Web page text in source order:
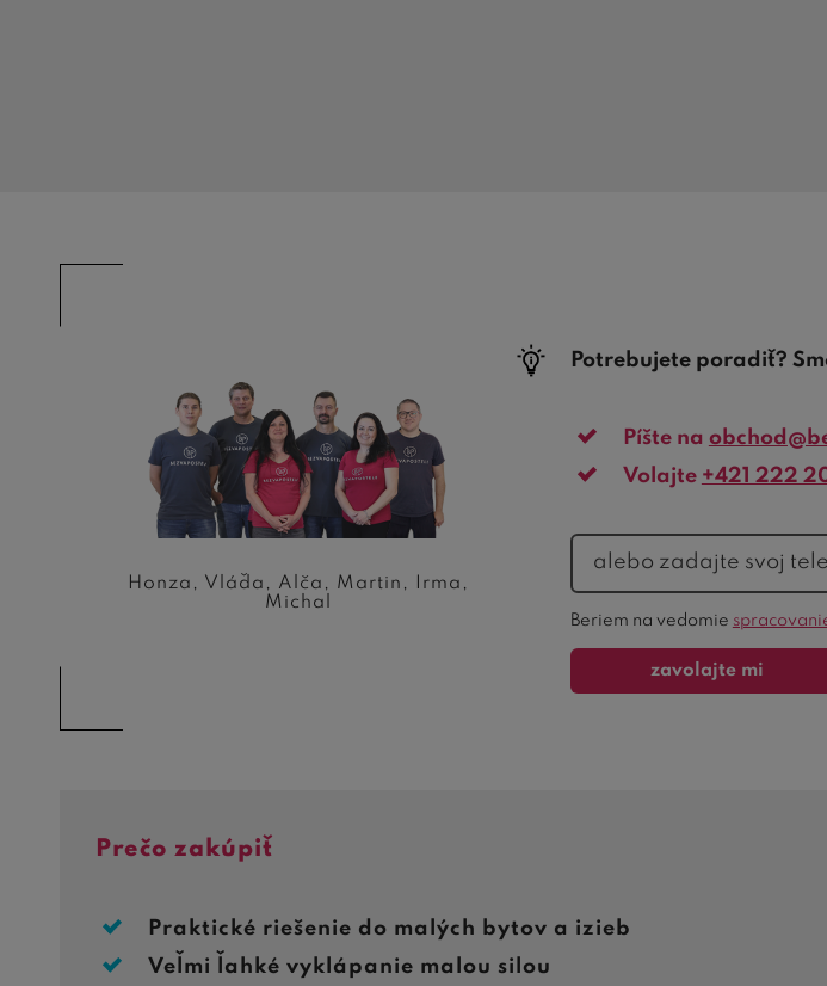
Honza, Vláďa, Alča, Martin, Irma,
Michal
Potrebujete poradiť?
Píšte na
Volajte +421 222
telefón
formulára
Beriem na vedomie
zavolajte mi
Prečo zakúpiť
Praktické riešenie do malých bytov a izieb
Veľmi ľahké vyklápanie malou silou